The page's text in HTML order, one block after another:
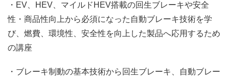
・EV、HEV、マイルドHEV搭載の回生ブレーキや安全
性・商品性向上から必須になった自動ブレーキ技術を学
び、燃費、環境性、安全性を向上した製品へ応用するため
の講座
・ブレーキ制動の基本技術から回生ブレーキ、自動ブレー